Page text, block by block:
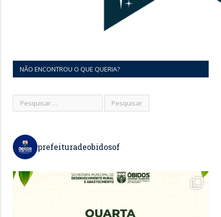
NÃO ENCONTROU O QUE QUERIA?
prefeituradeobidosof